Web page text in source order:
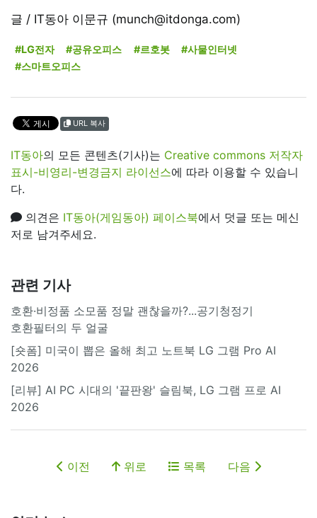
글 / IT동아 이문규 (munch@itdonga.com)
#LG전자 #공유오피스 #르호봇
#사물인터넷
#스마트오피스
URL 복사
IT동아의 모든 콘텐츠(기사)는 Creative commons 저작자
표시-비영리-변경금지 라이선스에 따라 이용할 수 있습니
다.
의견은 IT동아(게임동아) 페이스북에서 덧글 또는 메신
저로 남겨주세요.
관련 기사
호환·비정품 소모품 정말 괜찮을까?...공기청정기
호환필터의 두 얼굴
[숏폼] 미국이 뽑은 올해 최고 노트북 LG 그램 Pro AI
2026
[리뷰] AI PC 시대의 '끝판왕' 슬림북, LG 그램 프로 AI
2026
이전 위로 목록 다음